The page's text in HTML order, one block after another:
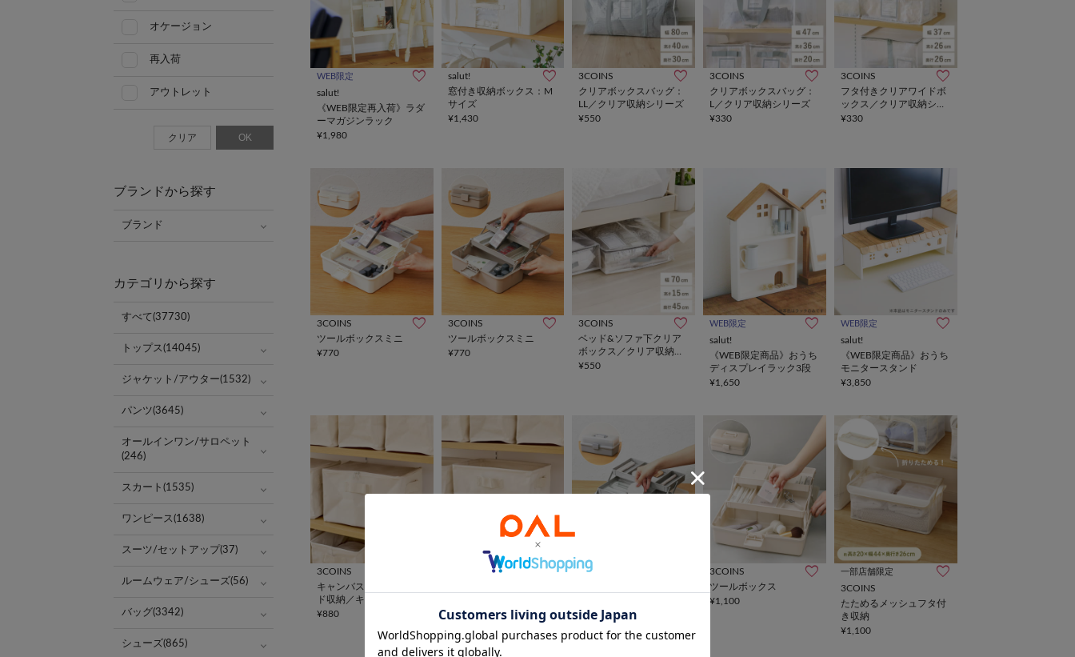
WEB限定
salut!
《WEB限定再入荷》ラダ
ーマガジンラック
¥1,980
salut!
窓付き収納ボックス：M
サイズ
¥1,430
3COINS
クリアボックスバッグ：
LL／クリア収納シリーズ
¥550
3COINS
クリアボックスバッグ：
L／クリア収納シリーズ
¥330
3COINS
フタ付きクリアワイドボ
ックス／クリア収納シリ
ーズ
¥330
3COINS
ツールボックスミニ
¥770
3COINS
ツールボックスミニ
¥770
3COINS
ベッド&ソファ下クリア
ボックス／クリア収納シ
リーズ
¥550
WEB限定
salut!
《WEB限定商品》おうち
ディスプレイラック3段
¥1,650
WEB限定
salut!
《WEB限定商品》おうち
モニタースタンド
¥3,850
3COINS
キャンバスフタ付きワイ
ド収納／キャンバス収納
シリーズ
¥880
¥880
3COINS
3COINS
ツールボックス
¥1,100
一部店舗限定
3COINS
たためるメッシュフタ付
き収納
¥1,100
オケージョン
再入荷
アウトレット
クリア OK
ブランドから探す
ブランド
カテゴリから探す
すべて(37730)
トップス(14045)
ジャケット/アウター(1532)
パンツ(3645)
オールインワン/サロペット
(246)
スカート(1535)
ワンピース(1638)
スーツ/セットアップ(37)
ルームウェア/シューズ(56)
バッグ(3342)
シューズ(865)